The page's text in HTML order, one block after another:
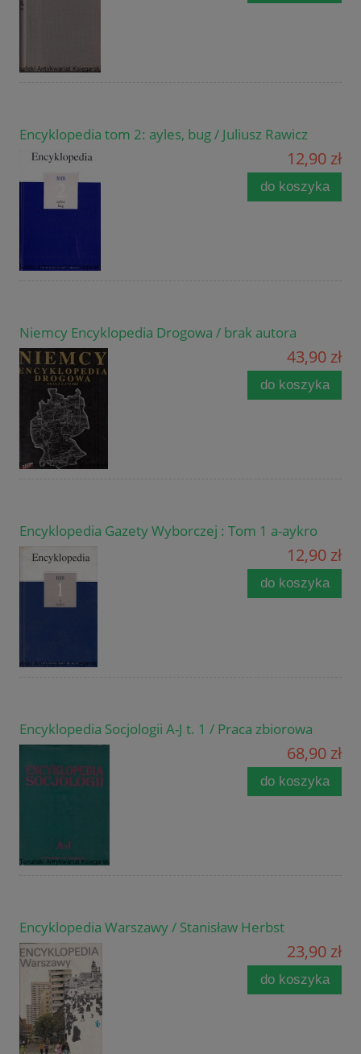
Encyklopedia tom 2: ayles, bug / Juliusz Rawicz
12,90 zł
do koszyka
Niemcy Encyklopedia Drogowa / brak autora
43,90 zł
do koszyka
Encyklopedia Gazety Wyborczej : Tom 1 a-aykro
12,90 zł
do koszyka
Encyklopedia Socjologii A-J t. 1 / Praca zbiorowa
68,90 zł
do koszyka
Encyklopedia Warszawy / Stanisław Herbst
23,90 zł
do koszyka